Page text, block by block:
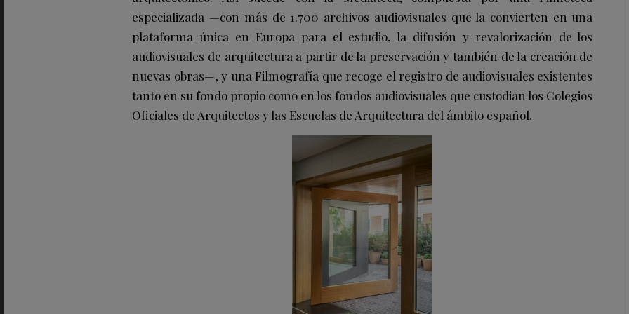
especializada —con más de 1.700 archivos audiovisuales que la convierten en una
plataforma única en Europa para el estudio, la difusión y revalorización de los
audiovisuales de arquitectura a partir de la preservación y también de la creación de
nuevas obras—, y una Filmografía que recoge el registro de audiovisuales existentes
tanto en su fondo propio como en los fondos audiovisuales que custodian los Colegios
Oficiales de Arquitectos y las Escuelas de Arquitectura del ámbito español.